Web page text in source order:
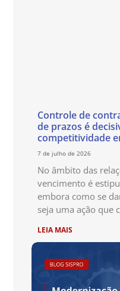
Controle de
de prazos é
competitividade
7 de julho de 2026
No âmbito das
vencimento é
embora como se
seja uma ação que
LEIA MAIS